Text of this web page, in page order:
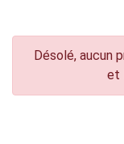
Désolé, aucun
et